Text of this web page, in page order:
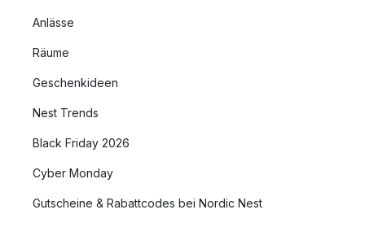
Anlässe
Räume
Geschenkideen
Nest Trends
Black Friday 2026
Cyber Monday
Gutscheine & Rabattcodes bei Nordic Nest